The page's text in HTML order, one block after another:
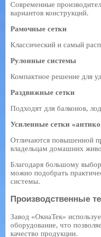
Современные
вариантов конструкций.
Рамочные сетки
Классический и самый
Рулонные системы
Компактное решение для
Раздвижные сетки
Подходят для балконов,
Усиленные сетки
Отличаются повышенной
владельцам домашних
Благодаря большому
можно подобрать
системы.
Производственные
Завод «ОкнаТек»
оборудование, что
качество продукции.